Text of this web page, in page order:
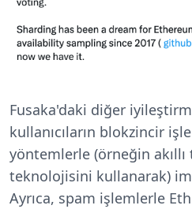
Fusaka'daki diğer
kullanıcıların blokzincir
yöntemlerle (örneğin akıllı
teknolojisini kullanarak)
Ayrıca, spam işlemlerle